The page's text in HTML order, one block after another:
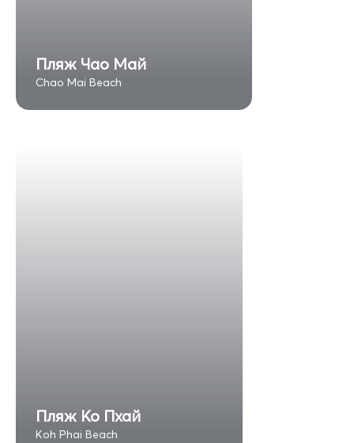
Пляж Чао Май
Chao Mai Beach
Пляж Ко Пхай
Koh Phai Beach